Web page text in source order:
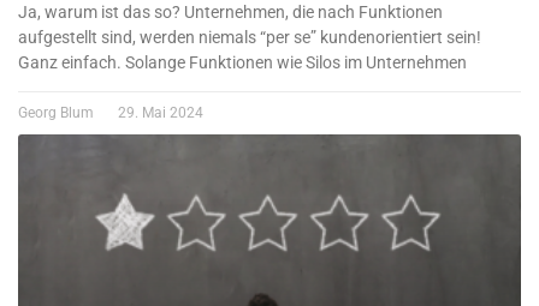
Ja, warum ist das so? Unternehmen, die nach Funktionen
aufgestellt sind, werden niemals “per se” kundenorientiert sein!
Ganz einfach. Solange Funktionen wie Silos im Unternehmen
Georg Blum 29. Mai 2024